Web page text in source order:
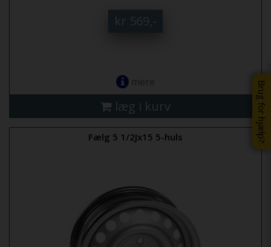
Brug for hjælp?
kr 569,-
mere
læg i kurv
Fælg 5 1/2Jx15 5-huls